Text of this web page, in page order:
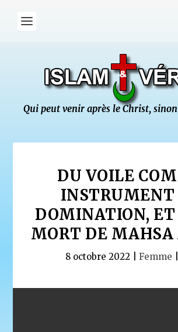
DU VOILE
INSTRUMENT
DOMINATION, ET
MORT DE
8 octobre 2022 Femme